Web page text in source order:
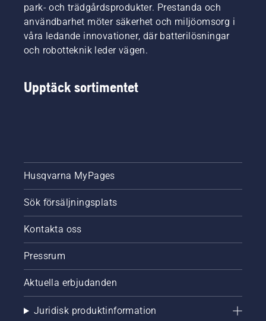
park- och trädgårdsprodukter. Prestanda och
användbarhet möter säkerhet och miljöomsorg i
våra ledande innovationer, där batterilösningar
och robotteknik leder vägen.
Upptäck sortimentet
Husqvarna MyPages
Sök försäljningsplats
Kontakta oss
Pressrum
Aktuella erbjudanden
Juridisk produktinformation